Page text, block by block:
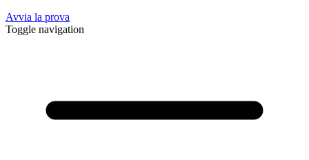
Avvia la prova
Toggle navigation